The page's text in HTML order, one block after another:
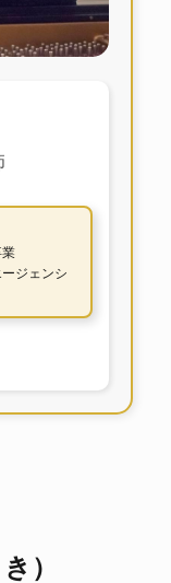
ジェンシ
）